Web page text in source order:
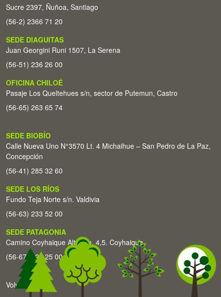
Sucre 2397, Ñuñoa, Santiago
(56-2) 2366 71 20
SEDE DIAGUITAS
Juan Georgini Runi 1507, La Serena
(56-51) 236 26 00
OFICINA CHILOÉ
Pasaje Los Queltehues s/n, sector de Putemun, Castro
(56-65) 263 65 74
SEDE BIOBÍO
Calle Nueva Uno N°3570 Lt. 4 Michaihue – San Pedro de La Paz,
Concepción
(56-41) 285 32 60
SEDE LOS RÍOS
Fundo Teja Norte s/n. Valdivia
(56-63) 233 52 00
SEDE PATAGONIA
Camino Coyhaique Alto Km. 4,5. Coyhaique
(56-67) 226 25 00
Volver arriba